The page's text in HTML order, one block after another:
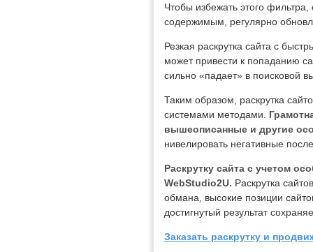
Чтобы избежать этого
содержимым, регулярно
Резкая раскрутка сайта с
может привести к попаданию
сильно «падает» в поисковой
Таким образом, раскрутка
системами методами.
вышеописанные и другие
нивелировать негативные
Раскрутку сайта с учетом
WebStudio2U. Раскрутка
обмана, высокие позиции
достигнутый результат
Заказать раскрутку и